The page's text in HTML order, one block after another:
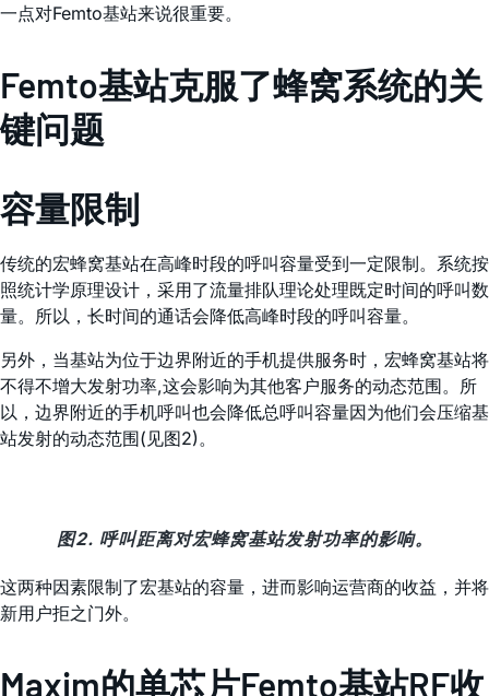
一点对Femto基站来说很重要。
Femto基站克服了蜂窝系统的关
键问题
容量限制
传统的宏蜂窝基站在高峰时段的呼叫容量受到一定限制。系统按
照统计学原理设计，采用了流量排队理论处理既定时间的呼叫数
量。所以，长时间的通话会降低高峰时段的呼叫容量。
另外，当基站为位于边界附近的手机提供服务时，宏蜂窝基站将
不得不增大发射功率,这会影响为其他客户服务的动态范围。所
以，边界附近的手机呼叫也会降低总呼叫容量因为他们会压缩基
站发射的动态范围(见图2)。
图2. 呼叫距离对宏蜂窝基站发射功率的影响。
这两种因素限制了宏基站的容量，进而影响运营商的收益，并将
新用户拒之门外。
Maxim的单芯片Femto基站RF收